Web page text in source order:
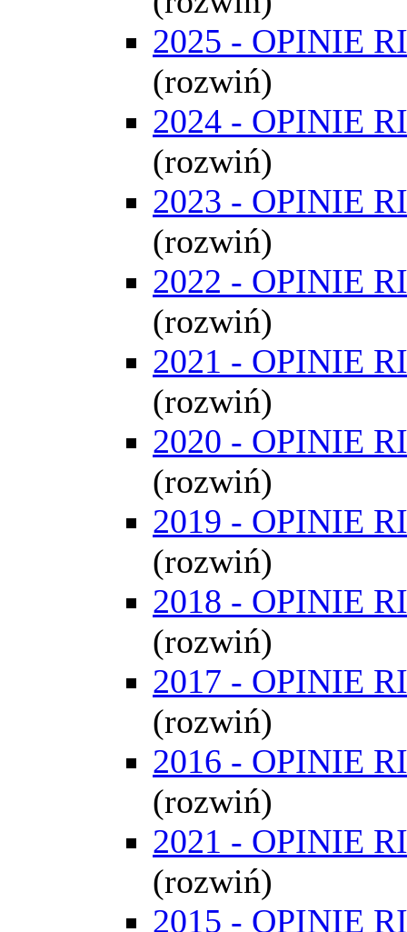
2025 - OPINIE
(rozwiń)
2024 - OPINIE
(rozwiń)
2023 - OPINIE
(rozwiń)
2022 - OPINIE
(rozwiń)
2021 - OPINIE
(rozwiń)
2020 - OPINIE
(rozwiń)
2019 - OPINIE
(rozwiń)
2018 - OPINIE
(rozwiń)
2017 - OPINIE
(rozwiń)
2016 - OPINIE
(rozwiń)
2021 - OPINIE
(rozwiń)
2015 - OPINIE